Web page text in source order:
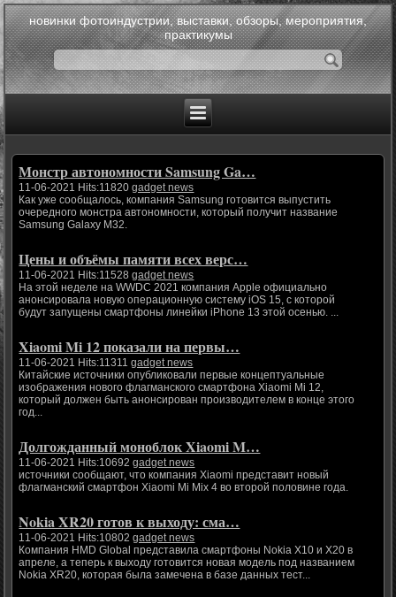
новинки фотоиндустрии, выставки, обзоры, мероприятия,
практикумы
Монстр автономности Samsung Ga…
11-06-2021 Hits:11820gadget news
Как уже сообщалось, компания Samsung готовится выпустить
очередного монстра автономности, который получит название
Samsung Galaxy M32.
Цены и объёмы памяти всех верс…
11-06-2021 Hits:11528gadget news
На этой неделе на WWDC 2021 компания Apple официально
анонсировала новую операционную систему iOS 15, с которой
будут запущены смартфоны линейки iPhone 13 этой осенью. ...
Xiaomi Mi 12 показали на первы…
11-06-2021 Hits:11311gadget news
Китайские источники опубликовали первые концептуальные
изображения нового флагманского смартфона Xiaomi Mi 12,
который должен быть анонсирован производителем в конце этого
год...
Долгожданный моноблок Xiaomi M…
11-06-2021 Hits:10692gadget news
источники сообщают, что компания Xiaomi представит новый
флагманский смартфон Xiaomi Mi Mix 4 во второй половине года.
Nokia XR20 готов к выходу: сма…
11-06-2021 Hits:10802gadget news
Компания HMD Global представила смартфоны Nokia X10 и X20 в
апреле, а теперь к выходу готовится новая модель под названием
Nokia XR20, которая была замечена в базе данных тест...